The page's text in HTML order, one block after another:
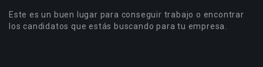
Este es un buen lugar para conseguir trabajo o encontrar
los candidatos que estás buscando para tu empresa.